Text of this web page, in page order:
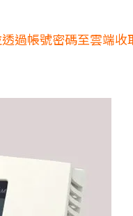
過帳號密碼至雲端收